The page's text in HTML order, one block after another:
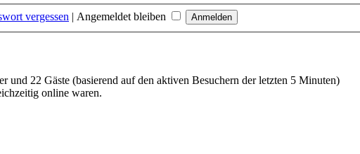
vergessen | Angemeldet bleiben
22 Gäste (basierend auf den aktiven Besuchern der letzten 5 Minuten)
online waren.